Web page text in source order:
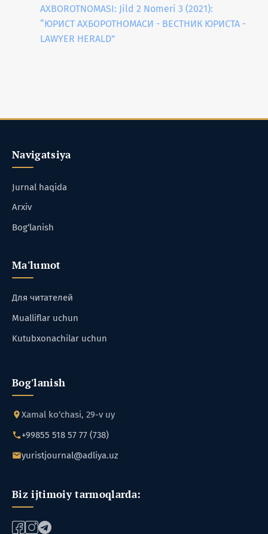
AXBOROTNOMASI: Jild 2 Nomeri 3 (2021):
“ЮРИСТ АХБОРОТНОМАСИ - ВЕСТНИК ЮРИСТА -
LAWYER HERALD”
Navigatsiya
Jurnal haqida
Arxiv
Bog‘lanish
Ma'lumot
Для читателей
Mualliflar uchun
Kutubxonachilar uchun
Bog'lanish
Xamal ko‘chasi, 29-v uy
+99855 518 57 77 (738)
yuristjournal@adliya.uz
Biz ijtimoiy tarmoqlarda: